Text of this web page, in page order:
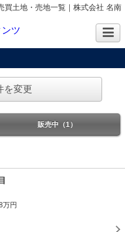
買土地・売地一覧｜株式会社 名南
を変更
販売中（1）
万円